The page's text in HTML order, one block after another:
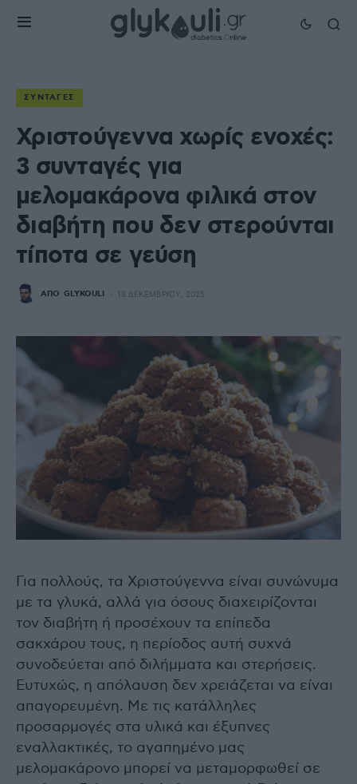
ΣΥΝΤΑΓΈΣ
Χριστούγεννα χωρίς ενοχές:
3 συνταγές για
μελομακάρονα φιλικά στον
διαβήτη που δεν στερούνται
τίποτα σε γεύση
ΑΠΌ GLYKOULI 18 ΔΕΚΕΜΒΡΊΟΥ, 2025
Για πολλούς, τα Χριστούγεννα είναι συνώνυμα
με τα γλυκά, αλλά για όσους διαχειρίζονται
τον διαβήτη ή προσέχουν τα επίπεδα
σακχάρου τους, η περίοδος αυτή συχνά
συνοδεύεται από διλήμματα και στερήσεις.
Ευτυχώς, η απόλαυση δεν χρειάζεται να είναι
απαγορευμένη. Με τις κατάλληλες
προσαρμογές στα υλικά και έξυπνες
εναλλακτικές, το αγαπημένο μας
μελομακάρονο μπορεί να μεταμορφωθεί σε